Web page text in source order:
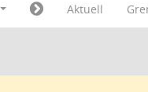
Aktuell